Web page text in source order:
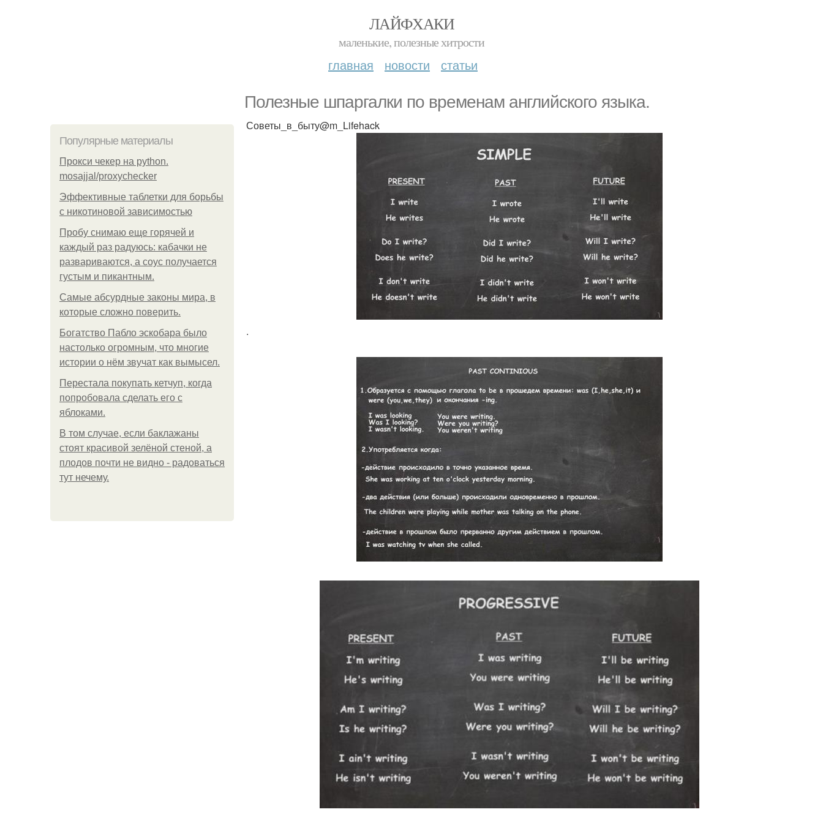
ЛАЙФХАКИ
маленькие, полезные хитрости
главная новости статьи
Полезные шпаргалки по временам английского языка.
Популярные материалы
Прокси чекер на python.
mosajjal/proxychecker
Эффективные таблетки для борьбы
с никотиновой зависимостью
Пробу снимаю еще горячей и
каждый раз радуюсь: кабачки не
развариваются, а соус получается
густым и пикантным.
Самые абсурдные законы мира, в
которые сложно поверить.
Богатство Пабло эскобара было
настолько огромным, что многие
истории о нём звучат как вымысел.
Перестала покупать кетчуп, когда
попробовала сделать его с
яблоками.
В том случае, если баклажаны
стоят красивой зелёной стеной, а
плодов почти не видно - радоваться
тут нечему.
Советы_в_быту@m_Lifehack
.